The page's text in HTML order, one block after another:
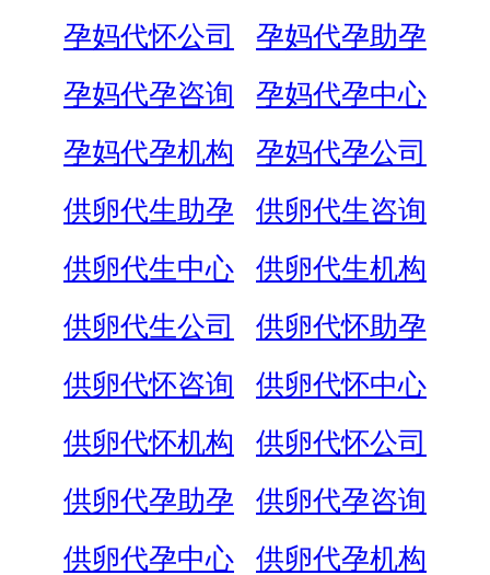
孕妈代怀公司
孕妈代孕助孕
孕妈代孕咨询
孕妈代孕中心
孕妈代孕机构
孕妈代孕公司
供卵代生助孕
供卵代生咨询
供卵代生中心
供卵代生机构
供卵代生公司
供卵代怀助孕
供卵代怀咨询
供卵代怀中心
供卵代怀机构
供卵代怀公司
供卵代孕助孕
供卵代孕咨询
供卵代孕中心
供卵代孕机构